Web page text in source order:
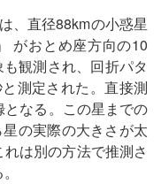
、直径88kmの小惑星
がおとめ座方向の10
観測され、回折パタ
測定された。直接測
なる。この星までの
の実際の大きさが太
は別の方法で推測さ